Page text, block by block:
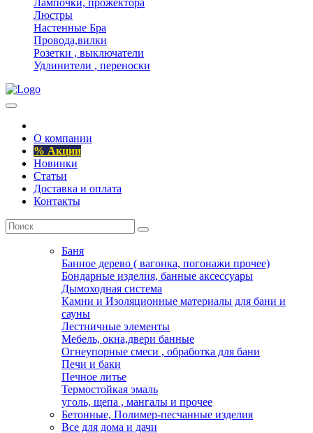
Лампочки, прожектора
Люстры
Настенные Бра
Провода,вилки
Розетки , выключатели
Удлинители , переноски
О компании
% Акции
Новинки
Статьи
Доставка и оплата
Контакты
Баня
Банное дерево ( вагонка, погонажи прочее)
Бондарные изделия, банные аксессуары
Дымоходная система
Камни и Изоляционные материалы для бани и
сауны
Лестничные элементы
Мебель, окна,двери банные
Огнеупорные смеси , обработка для бани
Печи и баки
Печное литье
Термостойкая эмаль
уголь, щепа , мангалы и прочее
Бетонные, Полимер-песчанные изделия
Все для дома и дачи